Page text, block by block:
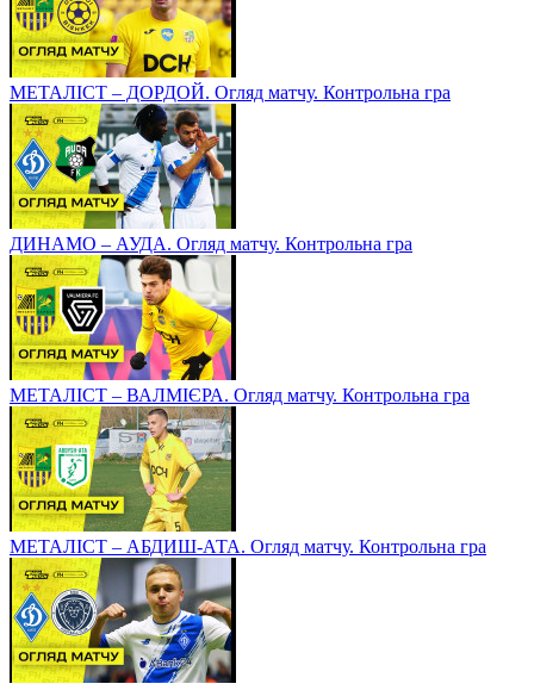
МЕТАЛІСТ – ДОРДОЙ. Огляд матчу. Контрольна гра
ДИНАМО – АУДА. Огляд матчу. Контрольна гра
МЕТАЛІСТ – ВАЛМІЄРА. Огляд матчу. Контрольна гра
МЕТАЛІСТ – АБДИШ-АТА. Огляд матчу. Контрольна гра